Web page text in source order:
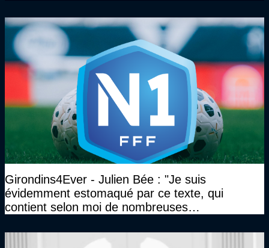
Girondins4Ever - Julien Bée : "Je suis
évidemment estomaqué par ce texte, qui
contient selon moi de nombreuses
plan juridique"